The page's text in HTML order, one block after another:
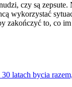
czy są zepsute.
wykorzystać
zakończyć to, co im
30 latach bycia